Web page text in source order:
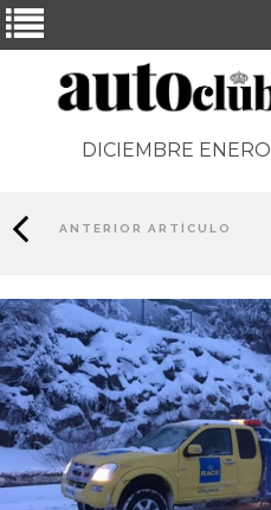
DICIEMBRE ENERO
ANTERIOR ARTÍCULO